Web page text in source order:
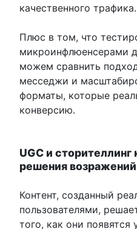
качественного трафика.
Плюс в том, что
микроинфлюенсерами
можем сравнить
месседжи и
форматы, которые
конверсию.
UGC и
решения возражений
Контент, созданный
пользователями,
того, как они появятся